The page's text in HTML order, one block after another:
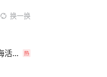
换一换
日本自卫队3架反潜巡逻机在东海活动